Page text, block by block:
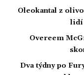
Oleokantal z
lidí
Overeem
Dva týdny po